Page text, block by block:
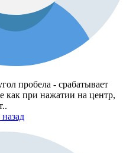
пробела - срабатывает
как при нажатии на центр,
назад